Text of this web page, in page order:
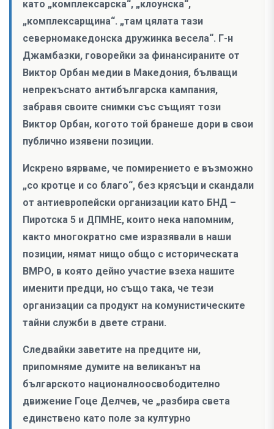
като „комплексарска“, „клоунска“,
„комплексарщина“. „там цялата тази
северномакедонска дружинка весела“. Г-н
Джамбазки, говорейки за финансираните от
Виктор Орбан медии в Македония, бълващи
непрекъснато антибългарска кампания,
забравя своите снимки със същият този
Виктор Орбан, когото той бранеше дори в свои
публично изявени позиции.
Искрено вярваме, че помирението е възможно
„со кротце и со благо“, без крясъци и скандали
от антиевропейски организации като БНД –
Пиротска 5 и ДПМНЕ, които нека напомним,
както многократно сме изразявали в наши
позиции, нямат нищо общо с историческата
ВМРО, в която дейно участие взеха нашите
именити предци, но също така, че тези
организации са продукт на комунистическите
тайни служби в двете страни.
Следвайки заветите на предците ни,
припомняме думите на великанът на
българското националноосвободително
движение Гоце Делчев, че „разбира света
единствено като поле за културно